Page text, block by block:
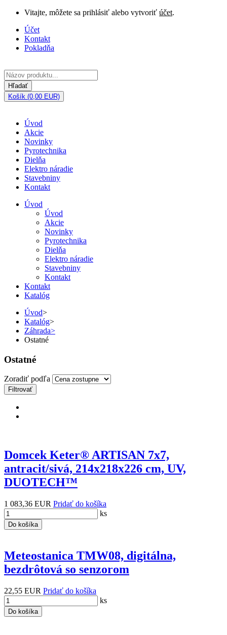
Vitajte, môžete sa prihlásiť alebo vytvoriť účet.
Účet
Kontakt
Pokladňa
Hľadať
Košík (0,00 EUR)
Úvod
Akcie
Novinky
Pyrotechnika
Dielňa
Elektro náradie
Stavebniny
Kontakt
Úvod
Úvod
Akcie
Novinky
Pyrotechnika
Dielňa
Elektro náradie
Stavebniny
Kontakt
Kontakt
Katalóg
Úvod>
Katalóg>
Záhrada>
Ostatné
Ostatné
Zoradiť podľa
Domcek Keter® ARTISAN 7x7,
antracit/sivá, 214x218x226 cm, UV,
DUOTECH™
1 083,36 EUR Pridať do košíka
ks
Do košíka
Meteostanica TMW08, digitálna,
bezdrôtová so senzorom
22,55 EUR Pridať do košíka
ks
Do košíka